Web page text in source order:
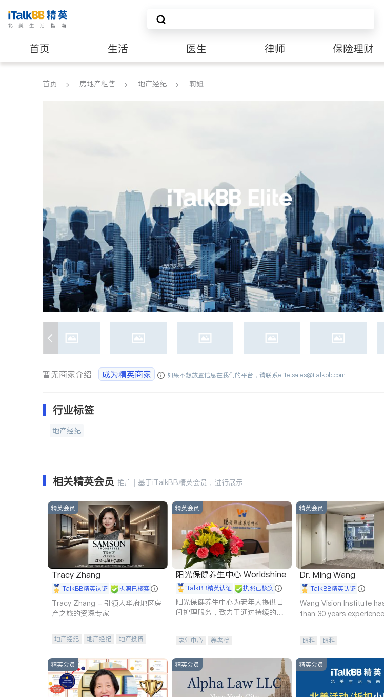
首页 生活 医生 律师 保险理财
养老 非盈利组织
首页 房地产租售 地产经纪 莉妲
暂无商家介绍 成为精英商家 如果不想放置信息在我们的平台，请联系elite.sales@italkbb.com
行业标签
地产经纪
相关精英会员 推广 | 基于iTalkBB精英会员，进行展示
精英会员
Tracy Zhang
iTalkBB精英认证 执照已核实
Tracy Zhang - 引领大华府地区房
产之旅的资深专家
地产经纪 地产经纪
地产投资
精英会员
阳光保健养生中心 Worldshine
iTalkBB精英认证 执照已核实
阳光保健养生中心为老年人提供日
间护理服务，致力于通过持续的护
老年中心 养老院
精英会员
Dr. Ming Wang
iTalkBB精英认证
Wang Vision Institute
than 30 years
眼科 眼科
精英会员 精英会员 精英会员